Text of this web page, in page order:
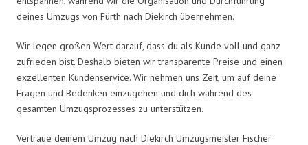
deines Umzugs von Fürth nach Diekirch übernehmen.
Wir legen großen Wert darauf, dass du als Kunde voll und ganz
zufrieden bist. Deshalb bieten wir transparente Preise und einen
exzellenten Kundenservice. Wir nehmen uns Zeit, um auf deine
Fragen und Bedenken einzugehen und dich während des
gesamten Umzugsprozesses zu unterstützen.
Vertraue deinem Umzug nach Diekirch Umzugsmeister Fischer